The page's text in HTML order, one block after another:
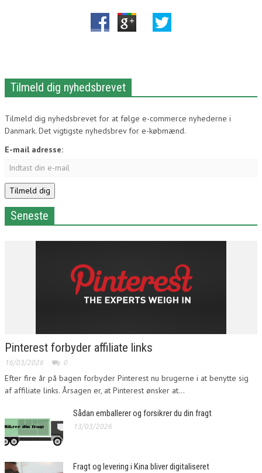
Tilmeld dig nyhedsbrevet
Tilmeld dig nyhedsbrevet for at følge e-commerce nyhederne i
Danmark. Det vigtigste nyhedsbrev for e-købmænd.
E-mail adresse:
Seneste
Pinterest forbyder affiliate links
16/03/2026 0
Efter fire år på bagen forbyder Pinterest nu brugerne i at benytte sig
af affiliate links. Årsagen er, at Pinterest ønsker at...
Sådan emballerer og forsikrer du din fragt
13/03/2026
Fragt og levering i Kina bliver digitaliseret